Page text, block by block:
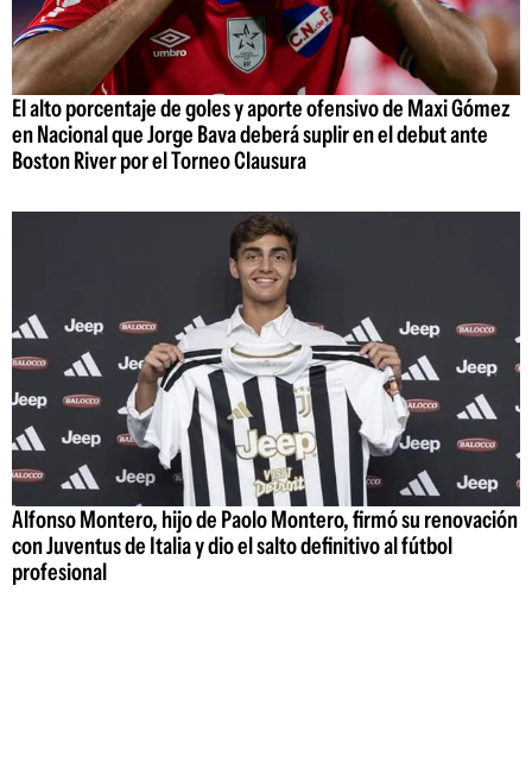
El alto porcentaje de goles y aporte ofensivo de Maxi Gómez
en Nacional que Jorge Bava deberá suplir en el debut ante
Boston River por el Torneo Clausura
Alfonso Montero, hijo de Paolo Montero, firmó su renovación
con Juventus de Italia y dio el salto definitivo al fútbol
profesional